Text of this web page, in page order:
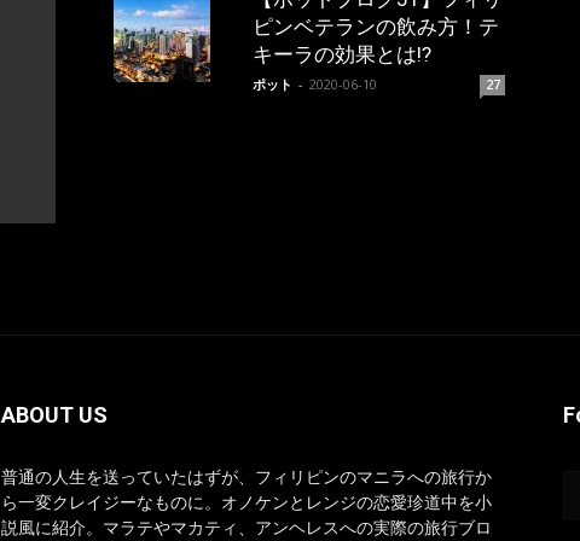
ピンベテランの飲み方！テ
キーラの効果とは!?
ポット - 2020-06-10 27
ABOUT US
普通の人生を送っていたはずが、フィリピンのマニラへの旅行か
ら一変クレイジーなものに。オノケンとレンジの恋愛珍道中を小
説風に紹介。マラテやマカティ、アンヘレスへの実際の旅行ブロ